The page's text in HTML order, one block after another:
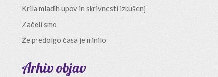
Krila mladih upov in skrivnosti izkušenj
Začeli smo
Že predolgo časa je minilo
Arhiv objav